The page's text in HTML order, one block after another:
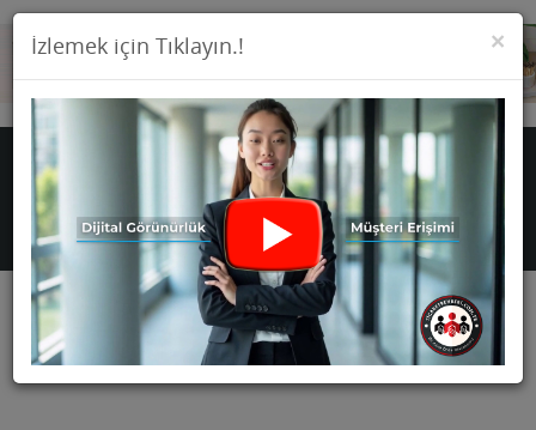
×
İzlemek için Tıklayın.!